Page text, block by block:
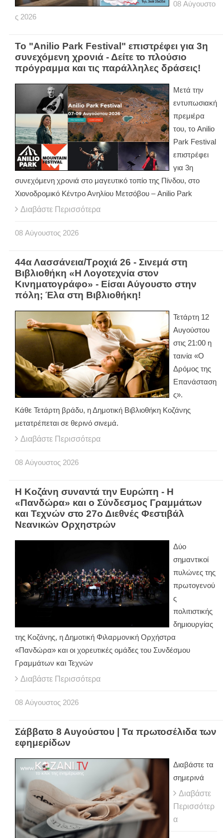
08 Αύγουστο
ς 2026
Το "Anilio Park Festival" επιστρέφει για 3η
συνεχόμενη χρονιά - Δείτε το πλούσιο
πρόγραμμα και τις παράλληλες δράσεις!
Μετά την
εντυπωσιακή
πρεμιέρα
του, το Anilio
Park Festival
επιστρέφει
για 3η
συνεχόμενη χρονιά στο μαγευτικό τοπίο της Πίνδου, στο
Χιονοδρομικό Κέντρο Ανηλίου Μετσόβου – Anilio Park
Διαβάστε Περισσότερα
08 Αύγουστος 2026
44α Λασσάνεια/Τροχιά 26 - Σινεμά στη
Βιβλιοθήκη «Η Λογοτεχνία στον
Κινηματογράφο» - Είσαι Αύγουστο στην
πόλη; Έλα στη Βιβλιοθήκη!
Τετάρτη 12
Αυγούστου
στις 21:00 η
ταινία «Ο
Δρόμος της
Επανάσταση
ς».
Κάθε Τετάρτη βράδυ, η Δημοτική Βιβλιοθήκη Κοζάνης
μετατρέπεται σε θερινό σινεμά.
Διαβάστε Περισσότερα
08 Αύγουστος 2026
Η Κοζάνη συναντά την Ευρώπη - Η
«Πανδώρα» και ο Σύνδεσμος Γραμμάτων
και Τεχνών στο 27ο Διεθνές Φεστιβάλ
Νεανικών Ορχηστρών
Δύο
σημαντικοί
πυλώνες της
πρωτογενού
ς
πολιτιστικής
δημιουργίας
της Κοζάνης, η Δημοτική Φιλαρμονική Ορχήστρα
«Πανδώρα» και οι χορευτικές ομάδες του Συνδέσμου
Γραμμάτων και Τεχνών
Διαβάστε Περισσότερα
08 Αύγουστος 2026
Σάββατο 8 Αυγούστου | Τα πρωτοσέλιδα των
εφημερίδων
Διαβάστε τα
σημερινά
Διαβάστε
Περισσότερ
α